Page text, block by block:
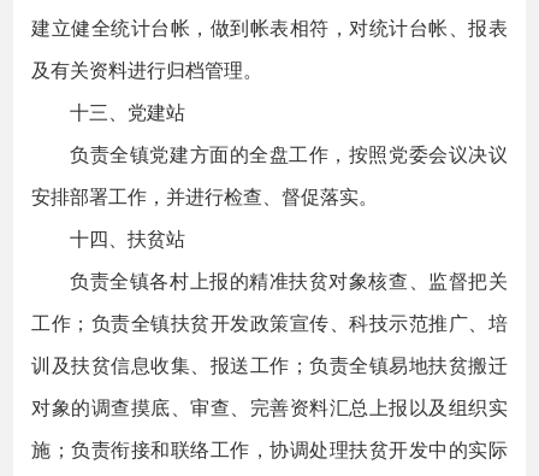
建立健全统计台帐，做到帐表相符，对统计台帐、报表
及有关资料进行归档管理。
十三、党建站
负责全镇党建方面的全盘工作，按照党委会议决议
安排部署工作，并进行检查、督促落实。
十四、扶贫站
负责全镇各村上报的精准扶贫对象核查、监督把关
工作；负责全镇扶贫开发政策宣传、科技示范推广、培
训及扶贫信息收集、报送工作；负责全镇易地扶贫搬迁
对象的调查摸底、审查、完善资料汇总上报以及组织实
施；负责衔接和联络工作，协调处理扶贫开发中的实际